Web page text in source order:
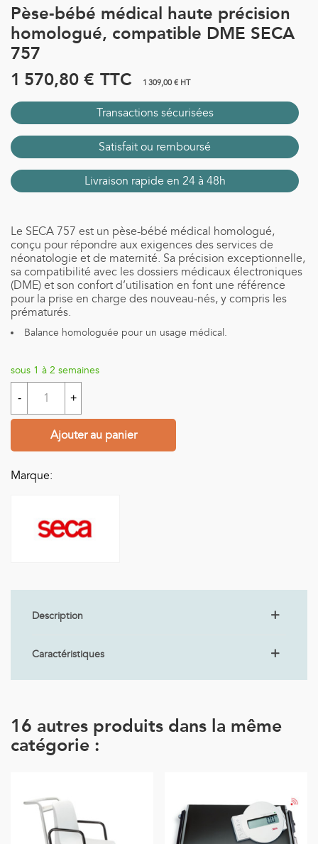
Pèse-bébé médical haute précision
homologué, compatible DME SECA
757
1 570,80 € TTC 1 309,00 € HT
Transactions sécurisées
Satisfait ou remboursé
Livraison rapide en 24 à 48h
Le SECA 757 est un pèse-bébé médical homologué,
conçu pour répondre aux exigences des services de
néonatologie et de maternité. Sa précision exceptionnelle,
sa compatibilité avec les dossiers médicaux électroniques
(DME) et son confort d’utilisation en font une référence
pour la prise en charge des nouveau-nés, y compris les
prématurés.
Balance homologuée pour un usage médical.
sous 1 à 2 semaines
- +
Ajouter au panier
Marque:
Description
Caractéristiques
16 autres produits dans la même
catégorie :